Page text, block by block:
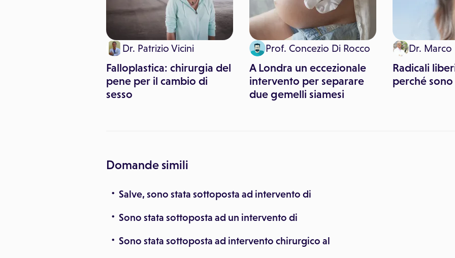
Dr. Patrizio Vicini
Falloplastica: chirurgia del
pene per il cambio di
sesso
Prof. Concezio Di Rocco
A Londra un eccezionale
intervento per separare
due gemelli siamesi
Dr. Marco
Radicali
perché
Domande simili
Salve, sono stata sottoposta ad intervento di
Sono stata sottoposta ad un intervento di
Sono stata sottoposta ad intervento chirurgico al